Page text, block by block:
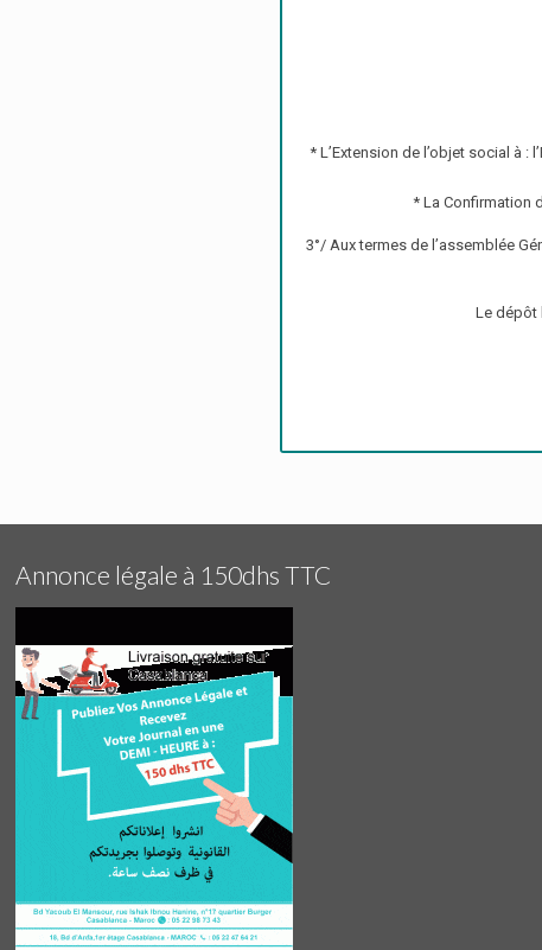
* L’Extension de l’objet social à
* La Confirmation
3°/ Aux termes de l’assemblée
Le dépôt
Annonce légale à 150dhs TTC